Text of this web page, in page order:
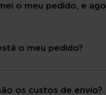
o meu pedido, e
o meu pedido?
os custos de envio?